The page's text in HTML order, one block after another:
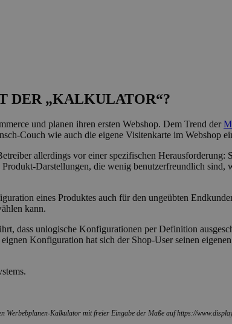
DER „KALKULATOR“?
und planen ihren ersten Webshop. Dem Trend der
Couch wie auch die eigene Visitenkarte im Webshop
allerdings vor einer spezifischen
Darstellungen, die wenig benutzerfreundlich
eines Produktes auch für den ungeübten
kann.
dass unlogische Konfigurationen per Definition
Konfiguration hat sich der Shop-User seinen
Werbebplanen-Kalkulator mit freier Eingabe der Maße auf https://